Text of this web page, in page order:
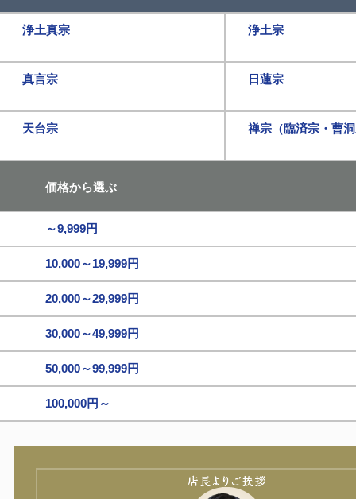
浄土真宗 浄土宗
真言宗 日蓮宗
天台宗 禅宗（臨済宗・曹
価格から選ぶ
～9,999円
10,000～19,999円
20,000～29,999円
30,000～49,999円
50,000～99,999円
100,000円～